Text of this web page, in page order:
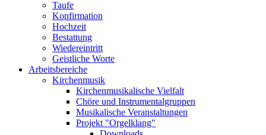
Taufe
Konfirmation
Hochzeit
Bestattung
Wiedereintritt
Geistliche Worte
Arbeitsbereiche
Kirchenmusik
Kirchenmusikalische Vielfalt
Chöre und Instrumentalgruppen
Musikalische Veranstaltungen
Projekt "Orgelklang"